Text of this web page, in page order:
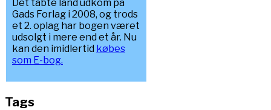
Det tabte land udkom på
Gads Forlag i 2008, og trods
et 2. oplag har bogen været
udsolgt i mere end et år. Nu
kan den imidlertid købes
som E-bog.
Tags